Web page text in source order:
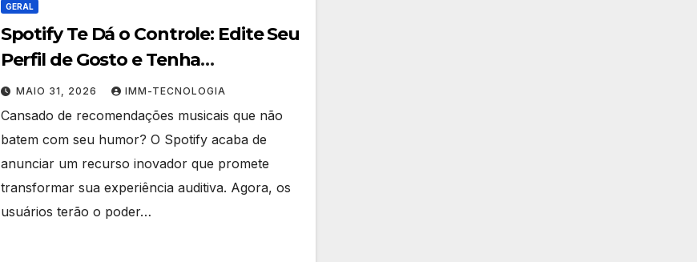
GERAL
Spotify Te Dá o Controle: Edite Seu
Perfil de Gosto e Tenha
Recomendações Perfeitas
MAIO 31, 2026 IMM-TECNOLOGIA
Cansado de recomendações musicais que não
batem com seu humor? O Spotify acaba de
anunciar um recurso inovador que promete
transformar sua experiência auditiva. Agora, os
usuários terão o poder…